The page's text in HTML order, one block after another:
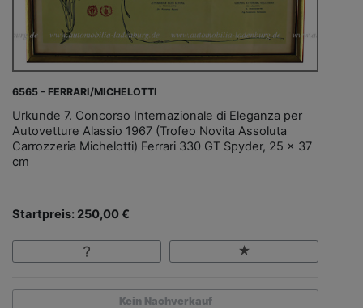
6565 - FERRARI/MICHELOTTI
Urkunde 7. Concorso Internazionale di Eleganza per
Autovetture Alassio 1967 (Trofeo Novita Assoluta
Carrozzeria Michelotti) Ferrari 330 GT Spyder, 25 x 37
cm
Startpreis: 250,00 €
Kein Nachverkauf